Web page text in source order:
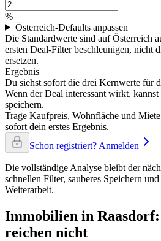
%
Österreich-Defaults anpassen
Die Standardwerte sind auf Österreich
ersten Deal-Filter beschleunigen, nicht
ersetzen.
Ergebnis
Du siehst sofort die drei Kernwerte für
Wenn der Deal interessant wirkt,
speichern.
Trage Kaufpreis, Wohnfläche und
sofort dein erstes Ergebnis.
Schon registriert? Anmelden
Die vollständige Analyse bleibt der
schnellen Filter, sauberes Speichern
Weiterarbeit.
Immobilien in
reichen nicht